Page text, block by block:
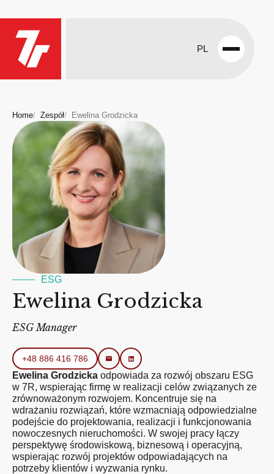
PL
Open
Home Zespół Ewelina Grodzicka
ESG
Ewelina Grodzicka
ESG Manager
+48 886 416 786
Ewelina Grodzicka odpowiada za rozwój obszaru ESG
w 7R, wspierając firmę w realizacji celów związanych ze
zrównoważonym rozwojem. Koncentruje się na
wdrażaniu rozwiązań, które wzmacniają odpowiedzialne
podejście do projektowania, realizacji i funkcjonowania
nowoczesnych nieruchomości. W swojej pracy łączy
perspektywę środowiskową, biznesową i operacyjną,
wspierając rozwój projektów odpowiadających na
potrzeby klientów i wyzwania rynku.